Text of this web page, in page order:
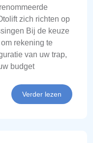
zich richten op
Bij de keuze
rekening te
van uw trap,
budget
Verder lezen